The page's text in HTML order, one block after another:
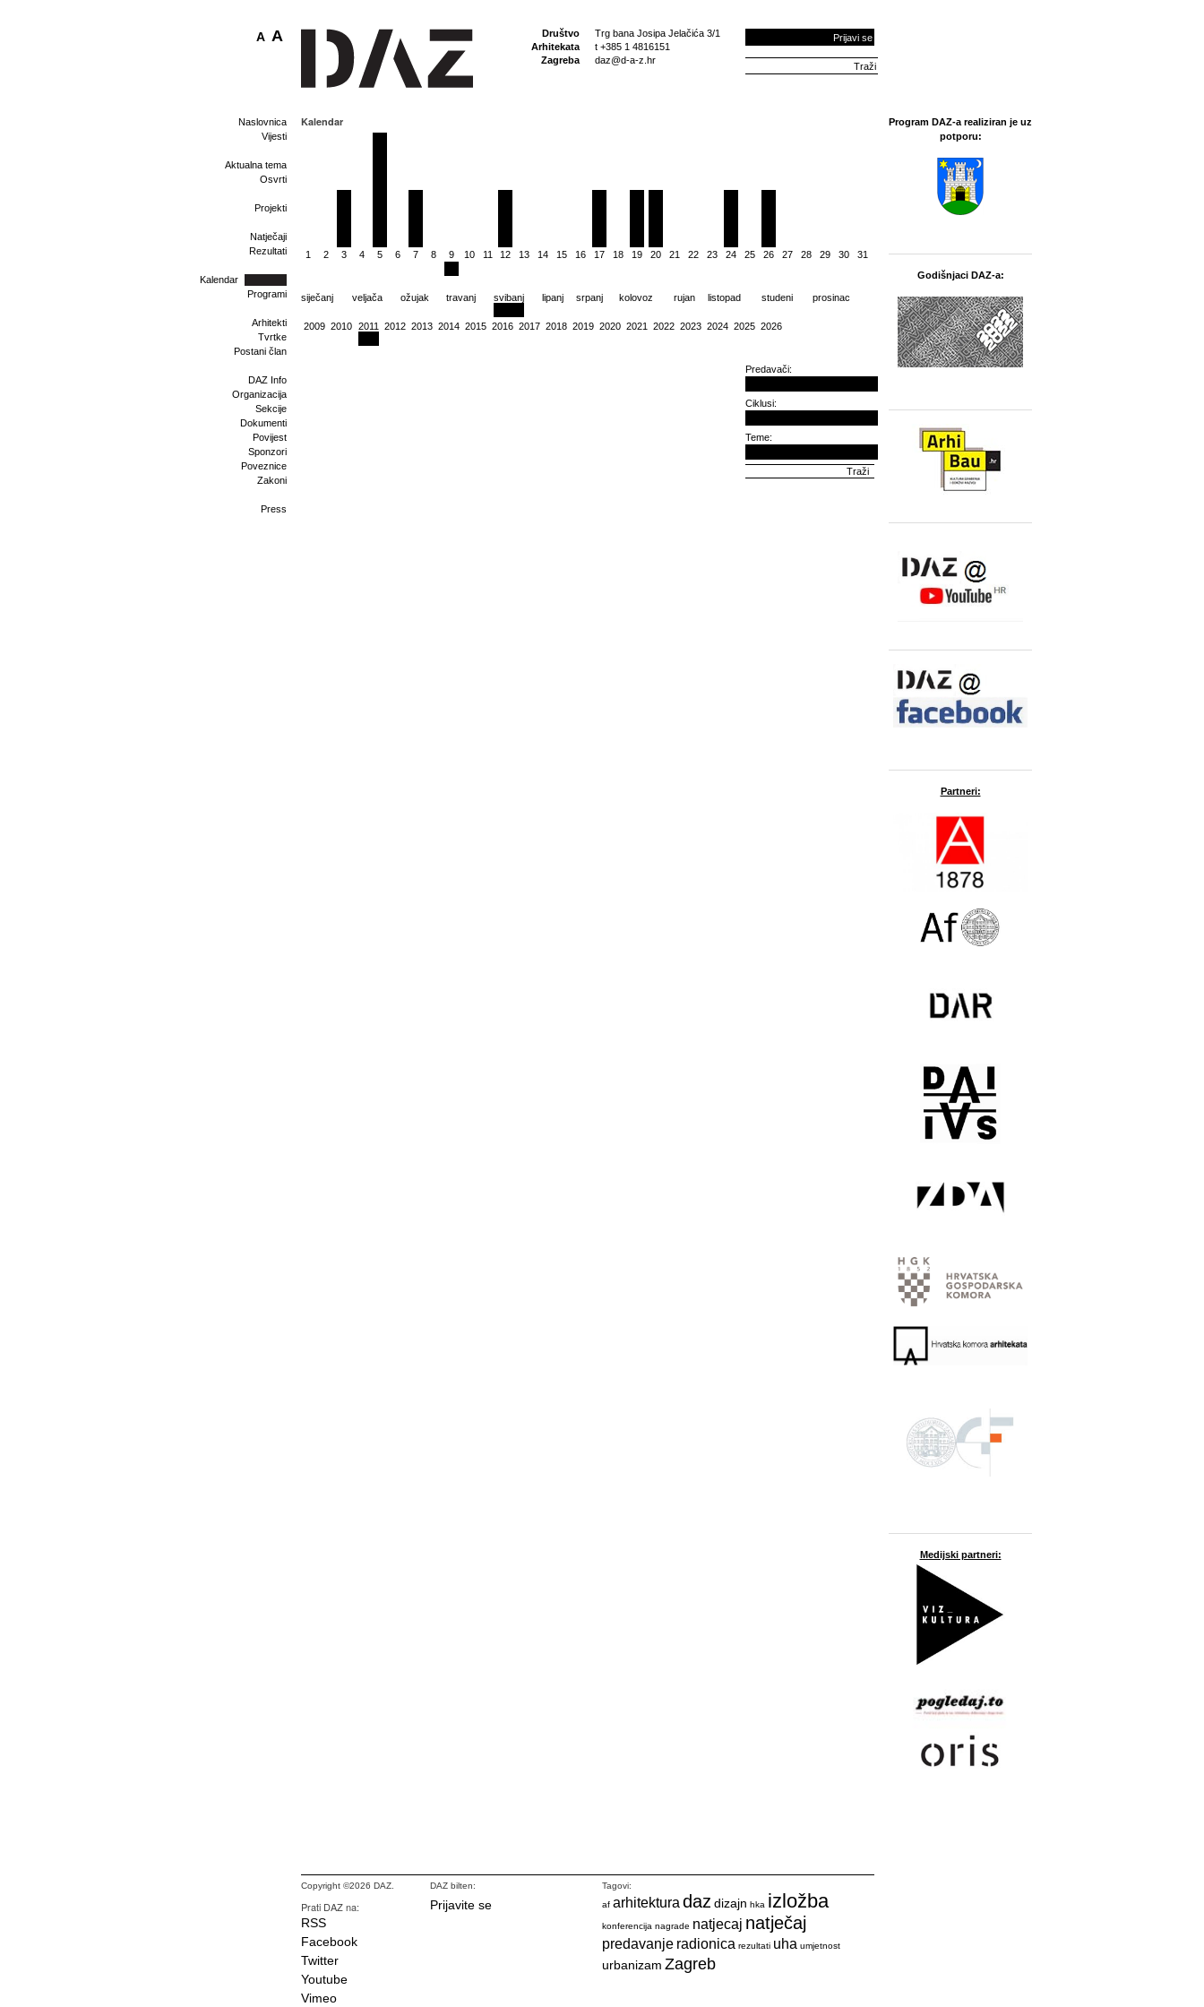
Društvo
Arhitekata
Zagreba
Trg bana Josipa Jelačića 3/1
t +385 1 4816151
daz@d-a-z.hr
Prijavi se
A A
Naslovnica
Vijesti
Aktualna tema
Osvrti
Projekti
Natječaji
Rezultati
Kalendar
Programi
Arhitekti
Tvrtke
Postani član
DAZ Info
Organizacija
Sekcije
Dokumenti
Povijest
Sponzori
Poveznice
Zakoni
Press
Kalendar
1 2 3 4 5 6 7 8 9 10 11 12 13 14 15 16 17 18 19 20 21 22 23 24 25 26 27 28 29 30 31
siječanj veljača ožujak travanj svibanj lipanj srpanj kolovoz rujan listopad studeni prosinac
2009 2010 2011 2012 2013 2014 2015 2016 2017 2018 2019 2020 2021 2022 2023 2024 2025 2026
Predavači:
Ciklusi:
Teme:
Program DAZ-a realiziran je uz
potporu:
Godišnjaci DAZ-a:
Partneri:
Medijski partneri:
Copyright ©2026 DAZ.
Prati DAZ na:
RSS
Facebook
Twitter
Youtube
Vimeo
DAZ bilten:
Prijavite se
Tagovi:
af arhitektura daz dizajn hka izložba
konferencija nagrade natjecaj natječaj
predavanje radionica rezultati uha umjetnost
urbanizam Zagreb